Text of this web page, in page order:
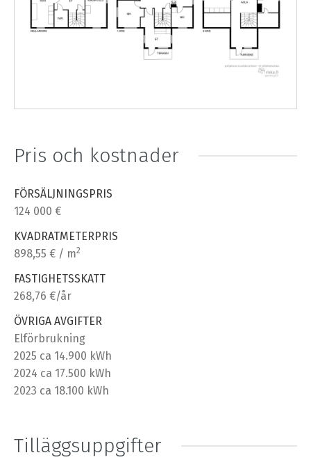
Pris och kostnader
FÖRSÄLJNINGSPRIS
124 000 €
KVADRATMETERPRIS
898,55 € / m2
FASTIGHETSSKATT
268,76 €/år
ÖVRIGA AVGIFTER
Elförbrukning
2025 ca 14.900 kWh
2024 ca 17.500 kWh
2023 ca 18.100 kWh
Tilläggsuppgifter